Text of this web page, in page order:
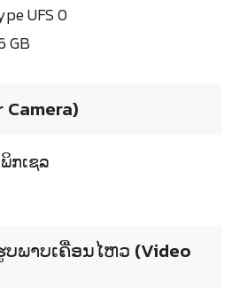
UFS 0
GB
ກເຊລ
ພາບເຄື່ອນໄຫວ (Video